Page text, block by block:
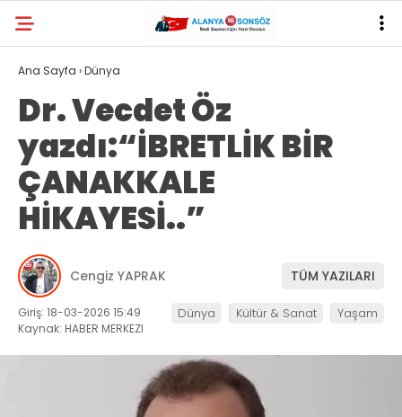
29.2°
Ana Sayfa ›Dünya
Dr. Vecdet Öz
yazdı:“İBRETLİK BİR
ÇANAKKALE
HİKAYESİ..”
Cengiz YAPRAK TÜM YAZILARI
Giriş: 18-03-2026 15:49
Kaynak: HABER MERKEZI
Dünya Kültür & Sanat Yaşam